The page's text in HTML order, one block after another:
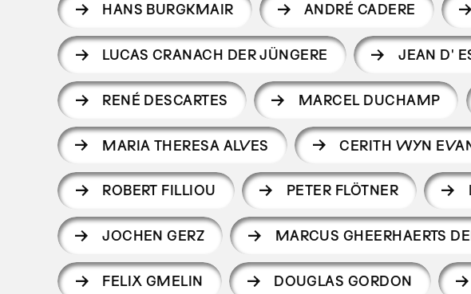
HANS BURGKMAIR ANDRÉ CADERE
LUCAS CRANACH DER JÜNGERE JEAN D'
RENÉ DESCARTES MARCEL DUCHAMP
MARIA THERESA ALVES CERITH WYN
ROBERT FILLIOU PETER FLÖTNER
JOCHEN GERZ MARCUS GHEERHAERTS
FELIX GMELIN DOUGLAS GORDON